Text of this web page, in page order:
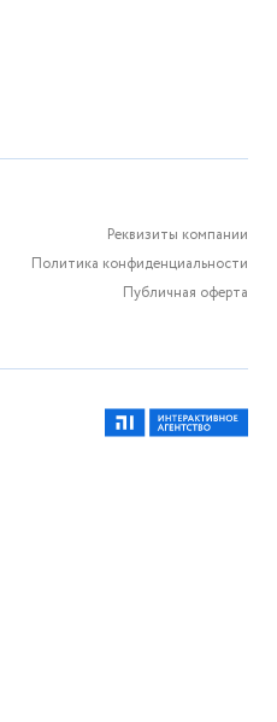
Реквизиты компании
Политика конфиденциальности
Публичная оферта